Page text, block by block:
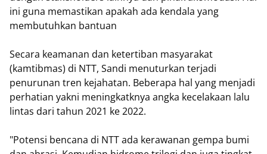
ini guna memastikan apakah ada kendala yang
membutuhkan bantuan
Secara keamanan dan ketertiban masyarakat
(kamtibmas) di NTT, Sandi menuturkan terjadi
penurunan tren kejahatan. Beberapa hal yang menjadi
perhatian yakni meningkatknya angka kecelakaan lalu
lintas dari tahun 2021 ke 2022.
"Potensi bencana di NTT ada kerawanan gempa bumi